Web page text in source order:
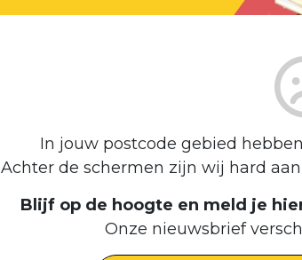
In jouw postcode gebied
Achter de schermen zijn wij hard
Blijf op de hoogte en meld je
Onze nieuwsbrief